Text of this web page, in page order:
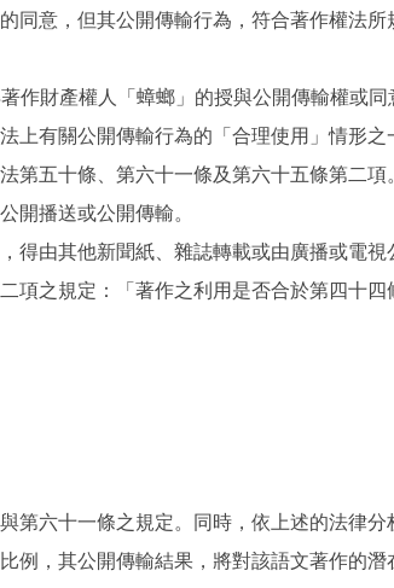
同意，但其公開傳輸行為，符合著作權法所
作財產權人「蟑螂」的授與公開傳輸權或同
上有關公開傳輸行為的「合理使用」情形之
第五十條、第六十一條及第六十五條第二項
開播送或公開傳輸。
得由其他新聞紙、雜誌轉載或由廣播或電視
項之規定：「著作之利用是否合於第四十四
第六十一條之規定。同時，依上述的法律分
例，其公開傳輸結果，將對該語文著作的潛